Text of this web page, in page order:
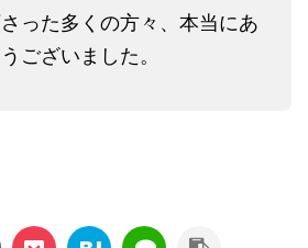
った多くの方々、本当にあ
ございました。